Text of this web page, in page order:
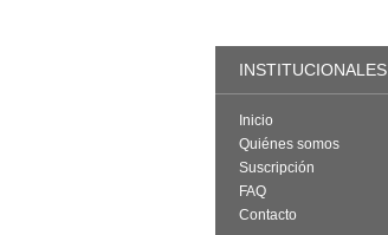
INSTITUCIONALES
Inicio
Quiénes somos
Suscripción
FAQ
Contacto